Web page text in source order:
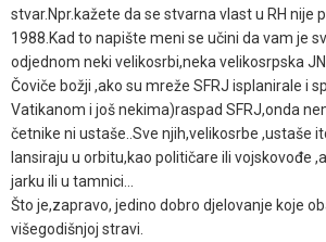
stvar.Npr.kažete da se stvarna vlast u RH nije
1988.Kad to napište meni se učini da vam je
odjednom neki velikosrbi,neka velikosrpska
Čoviče božji ,ako su mreže SFRJ isplanirale i
Vatikanom i još nekima)raspad SFRJ,onda
četnike ni ustaše..Sve njih,velikosrbe ,ustaše
lansiraju u orbitu,kao političare ili vojskovođe
jarku ili u tamnici...
Što je,zapravo, jedino dobro djelovanje koje
višegodišnjoj stravi.